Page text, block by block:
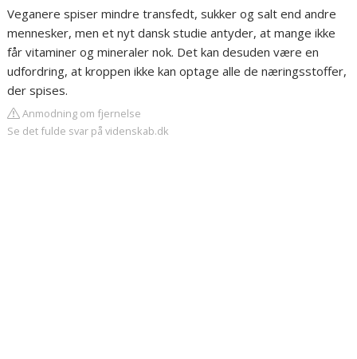
Veganere spiser mindre transfedt, sukker og salt end andre
mennesker, men et nyt dansk studie antyder, at mange ikke
får vitaminer og mineraler nok. Det kan desuden være en
udfordring, at kroppen ikke kan optage alle de næringsstoffer,
der spises.
Anmodning om fjernelse
Se det fulde svar på videnskab.dk